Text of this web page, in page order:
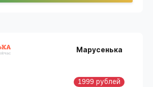
Марусенька
1999 рублей